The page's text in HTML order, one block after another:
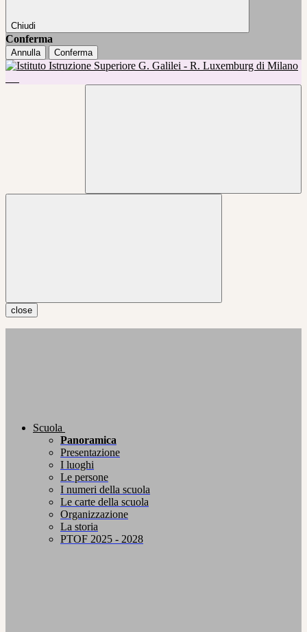
Chiudi
Conferma
Annulla Conferma
close
Scuola
Panoramica
Presentazione
I luoghi
Le persone
I numeri della scuola
Le carte della scuola
Organizzazione
La storia
PTOF 2025 - 2028